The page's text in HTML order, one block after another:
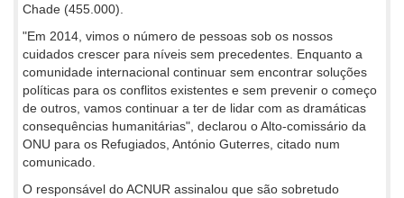
Chade (455.000).
"Em 2014, vimos o número de pessoas sob os nossos
cuidados crescer para níveis sem precedentes. Enquanto a
comunidade internacional continuar sem encontrar soluções
políticas para os conflitos existentes e sem prevenir o começo
de outros, vamos continuar a ter de lidar com as dramáticas
consequências humanitárias", declarou o Alto-comissário da
ONU para os Refugiados, António Guterres, citado num
comunicado.
O responsável do ACNUR assinalou que são sobretudo